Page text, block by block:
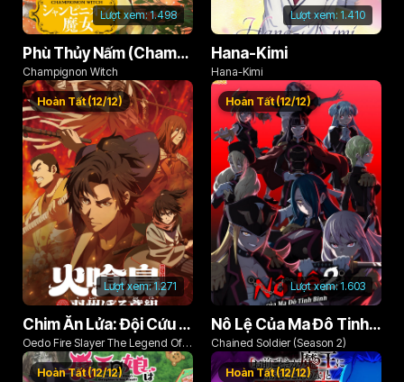
Lượt xem:1.498
Phù Thủy Nấm (Champignon no Majo)
Champignon Witch
Lượt xem: 1.410
Hana-Kimi
Hana-Kimi
Lượt xem:1.271
Hoàn Tất (12/12)
Chim Ăn Lửa: Đội Cứu Hỏa Rách Rưới Vùng Ushu
Oedo Fire Slayer The Legend Of
Phoenix
Lượt xem:1.603
Hoàn Tất (12/12)
Nô Lệ Của Ma Đô Tinh Binh (Phần 2)
Chained Soldier (Season 2)
Hoàn Tất (12/12) Hoàn Tất (12/12)